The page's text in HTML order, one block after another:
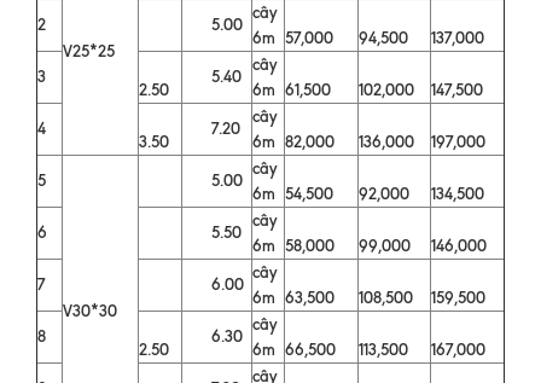
V25*25
2
5.00
cây
6m 57,000 94,500
137,000
3
2.50
5.40
cây
6m 61,500 102,000
147,500
4
3.50
7.20
cây
6m 82,000 136,000
197,000
5
V30*30
5.00
cây
6m 54,500 92,000
134,500
6
5.50
cây
6m 58,000 99,000
146,000
7
6.00
cây
6m 63,500 108,500
159,500
8
2.50
6.30
cây
6m 66,500 113,500
167,000
cây